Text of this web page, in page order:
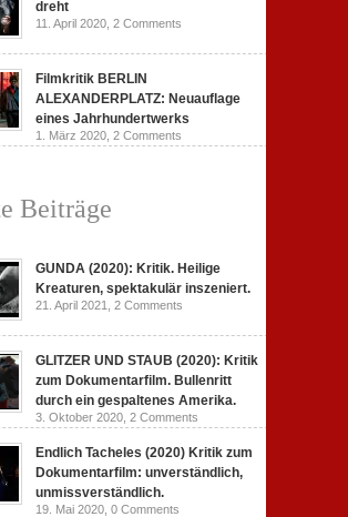
dreht
11. April 2020, 2 Comments
Filmkritik BERLIN
ALEXANDERPLATZ: Neuauflage
eines Jahrhundertwerks
1. März 2020, 2 Comments
Beiträge
GUNDA (2020): Kritik. Heilige
Kreaturen, spektakulär inszeniert.
21. April 2021, 2 Comments
GLITZER UND STAUB (2020): Kritik
zum Dokumentarfilm. Bullenritt
durch ein gespaltenes Amerika.
3. Oktober 2020, 2 Comments
Endlich Tacheles (2020) Kritik zum
Dokumentarfilm: unverständlich,
unmissverständlich.
19. Mai 2020, 0 Comments